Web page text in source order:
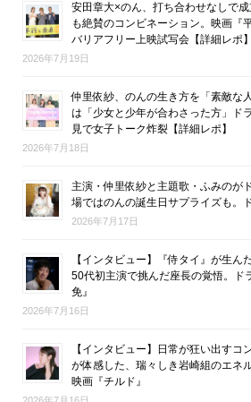
安田章大×のん、打ち合わせなしで
も絶賛のコンビネーション。映画『
バリアフリー上映試写会【詳細レポ】
2026年7月19日
仲里依紗、のんの生き方を「素敵な
は「少女と少年が合わさった方」ド
見で女子トーク炸裂【詳細レポ】
2026年7月18日
主演・仲里依紗と主題歌・ふみのが
場ではのんの誕生日サプライズも。
2026年7月17日
【インタビュー】『侍タイ』が生ん
50代初主演で挑んだ座長の覚悟。ド
免』
2026年7月16日
【インタビュー】日常が狂い出すコ
が体感した、瑞々しき岩崎組のエネ
映画『チルド』